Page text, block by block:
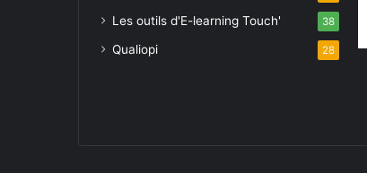
Les outils d'E-learning Touch' 38
Qualiopi 28